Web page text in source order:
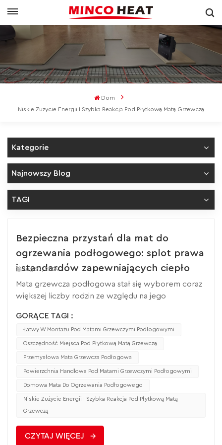
Dom
Niskie Zużycie Energii I Szybka Reakcja Pod Płytkową Matą Grzewczą
Kategorie
Najnowszy Blog
TAGI
Bezpieczna przystań dla mat do
ogrzewania podłogowego: splot prawa
i standardów zapewniających ciepło
Aug 22, 2024
Mata grzewcza podłogowa stał się wyborem coraz
większej liczby rodzin ze względu na jego
wygodą stoją jednak względy bezpieczeństwa,
wydajności i ochrony środowiska, które podlegają
szeregowi przepisów ustawowych, wykonawczych
i standardów branżowych. Zrozumienie i
przestrzeganie niniejszych przepisów jest
podłogowym. Jeśli chodzi o bezpieczeństwo
elektryczne, jako produkt elektryczny mata
grzewcza podłogowa musi być zgodna z
przepisami elektrycznymi obowiązującymi w kraju
GORĄCE TAGI :
Łatwy W Montażu Pod Matami Grzewczymi Podłogowymi
Oszczędność Miejsca Pod Płytkową Matą Grzewczą
Przemysłowa Mata Grzewcza Podłogowa
Powierzchnia Handlowa Pod Matami Grzewczymi Podłogowymi
Domowa Mata Do Ogrzewania Podłogowego
Niskie Zużycie Energii I Szybka Reakcja Pod Płytkową Matą
Grzewczą
CZYTAJ WIĘCEJ